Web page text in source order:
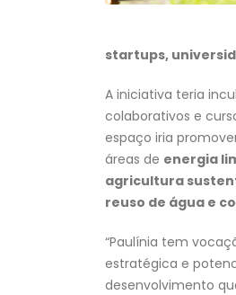
startups,
A iniciativa teria
colaborativos e
espaço iria
áreas de energia
agricultura
reuso de água e
“Paulínia tem
estratégica e
desenvolvimento